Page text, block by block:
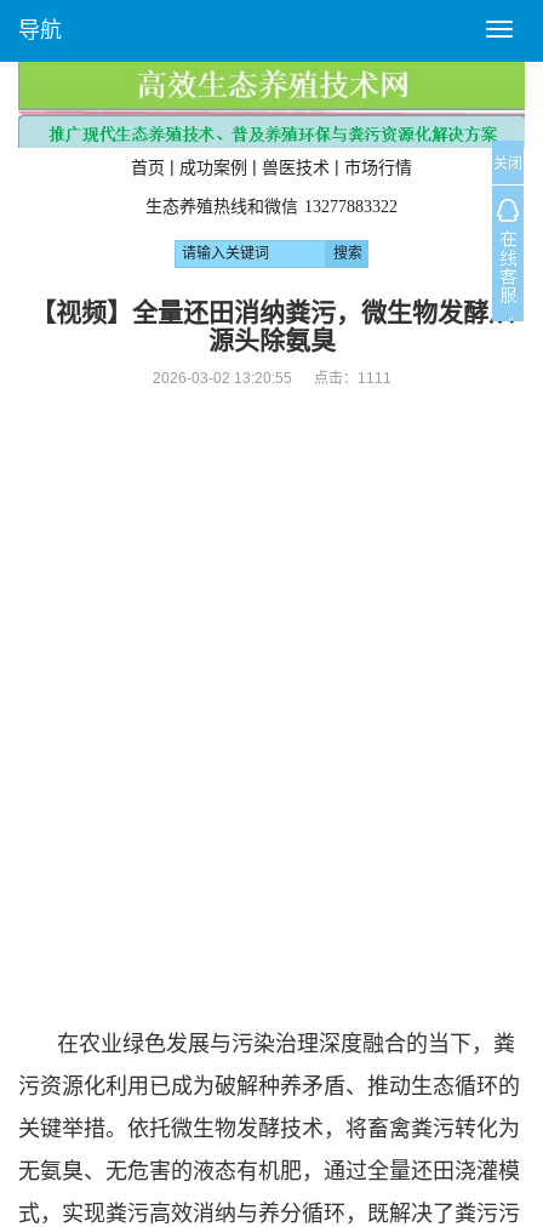
T
o
g
l
e
n
a
v
i
g
a
导航
首页 | 成功案例 | 兽医技术 | 市场行情
生态养殖热线和微信 13277883322
【视频】全量还田消纳粪污，微生物发酵从
源头除氨臭
2026-03-02 13:20:55 点击： 1111
在农业绿色发展与污染治理深度融合的当下，粪
污资源化利用已成为破解种养矛盾、推动生态循环的
关键举措。依托微生物发酵技术，将畜禽粪污转化为
无氨臭、无危害的液态有机肥，通过全量还田浇灌模
式，实现粪污高效消纳与养分循环，既解决了粪污污
关闭